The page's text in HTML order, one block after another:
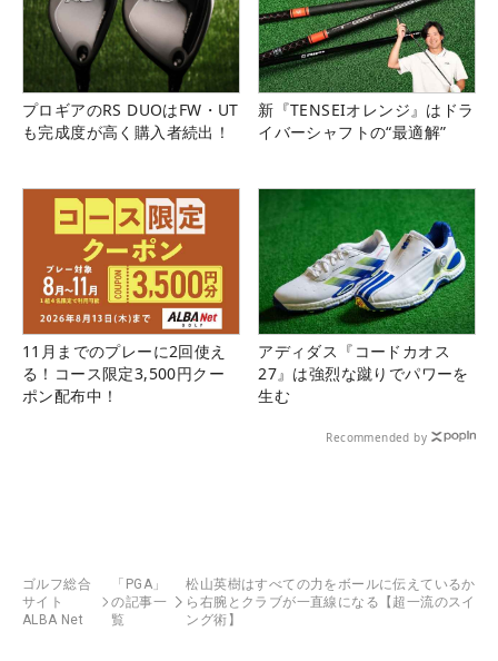
プロギアのRS DUOはFW・UT
も完成度が高く購入者続出！
新『TENSEIオレンジ』はドラ
イバーシャフトの“最適解”
11月までのプレーに2回使え
る！コース限定3,500円クー
ポン配布中！
アディダス『コードカオス
27』は強烈な蹴りでパワーを
生む
Recommended by
ゴルフ総合
サイト
ALBA Net
「PGA」
の記事一
覧
松山英樹はすべての力をボールに伝えているか
ら右腕とクラブが一直線になる【超一流のスイ
ング術】